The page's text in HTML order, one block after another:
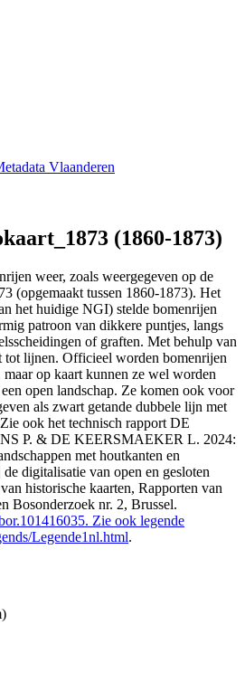
Vlaanderen
(1860-1873)
weer, zoals weergegeven op de
(opgemaakt tussen 1860-1873). Het
het huidige NGI) stelde bomenrijen
patroon van dikkere puntjes, langs
of graften. Met behulp van
lijnen. Officieel worden bomenrijen
op kaart kunnen ze wel worden
open landschap. Ze komen ook voor
als zwart getande dubbele lijn met
ook het technisch rapport DE
P. & DE KEERSMAEKER L. 2024:
met houtkanten en
digitalisatie van open en gesloten
historische kaarten, Rapporten van
Bosonderzoek nr. 2, Brussel.
Zie ook legende
Legende1nl.html.